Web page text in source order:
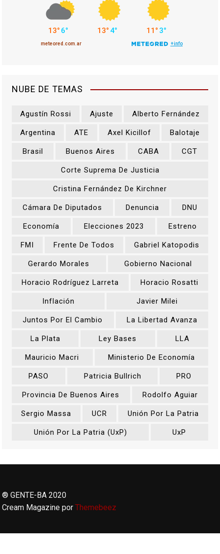
NUBE DE TEMAS
Agustín Rossi Ajuste Alberto Fernández
Argentina ATE Axel Kicillof Balotaje
Brasil Buenos Aires CABA CGT
Corte Suprema De Justicia
Cristina Fernández De Kirchner
Cámara De Diputados Denuncia DNU
Economía Elecciones 2023 Estreno
FMI Frente De Todos Gabriel Katopodis
Gerardo Morales Gobierno Nacional
Horacio Rodríguez Larreta Horacio Rosatti
Inflación Javier Milei
Juntos Por El Cambio La Libertad Avanza
La Plata Ley Bases LLA
Mauricio Macri Ministerio De Economía
PASO Patricia Bullrich PRO
Provincia De Buenos Aires Rodolfo Aguiar
Sergio Massa UCR Unión Por La Patria
Unión Por La Patria (UxP) UxP
® GENTE-BA 2020
Cream Magazine porThemebeez